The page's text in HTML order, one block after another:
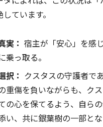
ています。
実： 宿主が「安心」を感
乗っ取る。
択： クスタスの守護者で
重傷を負いながらも、ク
の心を保てるよう、自ら
い、共に銀葉樹の一部と